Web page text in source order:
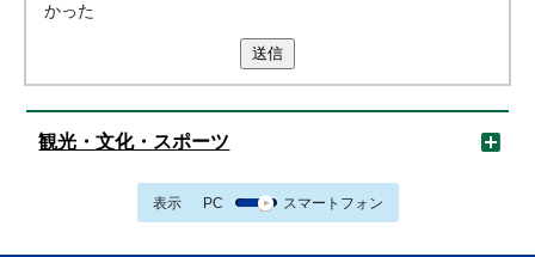
かった
送信
観光・文化・スポーツ
表示 PC スマートフォン